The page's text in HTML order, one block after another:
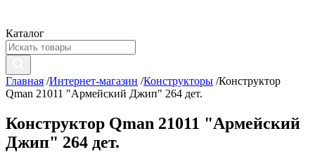
Каталог
Главная /Интернет-магазин /Конструкторы /Конструктор
Qman 21011 "Армейский Джип" 264 дет.
Конструктор Qman 21011 "Армейский
Джип" 264 дет.